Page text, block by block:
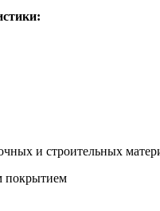
и строительных
покрытием